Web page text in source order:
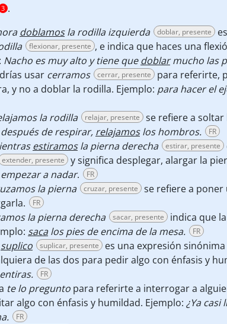
3 .
doblamosla rodilla izquierda doblar, presente
flexionar, presente , e indica que haces una
Nacho es muy alto y tiene quedoblarmucho las
usar cerramos cerrar, presente
para referirte,
y no a doblar la rodilla. Ejemplo: para hacer el
la rodilla relajar, presente
se refiere a
después de respirar, relajamoslos hombros. FR
estiramosla pierna derecha estirar, presente
extender, presente y significa desplegar, alargar la
a nadar. FR
la pierna cruzar, presente
se refiere a
FR
la pierna derecha sacar, presente
indica que
sacalos pies de encima de la mesa. FR
suplico suplicar, presente es una expresión
de las dos para pedir algo con énfasis y
FR
te lo pregunto para referirte a interrogar a
algo con énfasis y humildad. Ejemplo: ¿Ya casi
FR